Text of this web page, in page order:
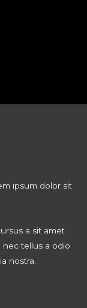
ipsum dolor sit
a sit amet
nec tellus a odio
nostra.